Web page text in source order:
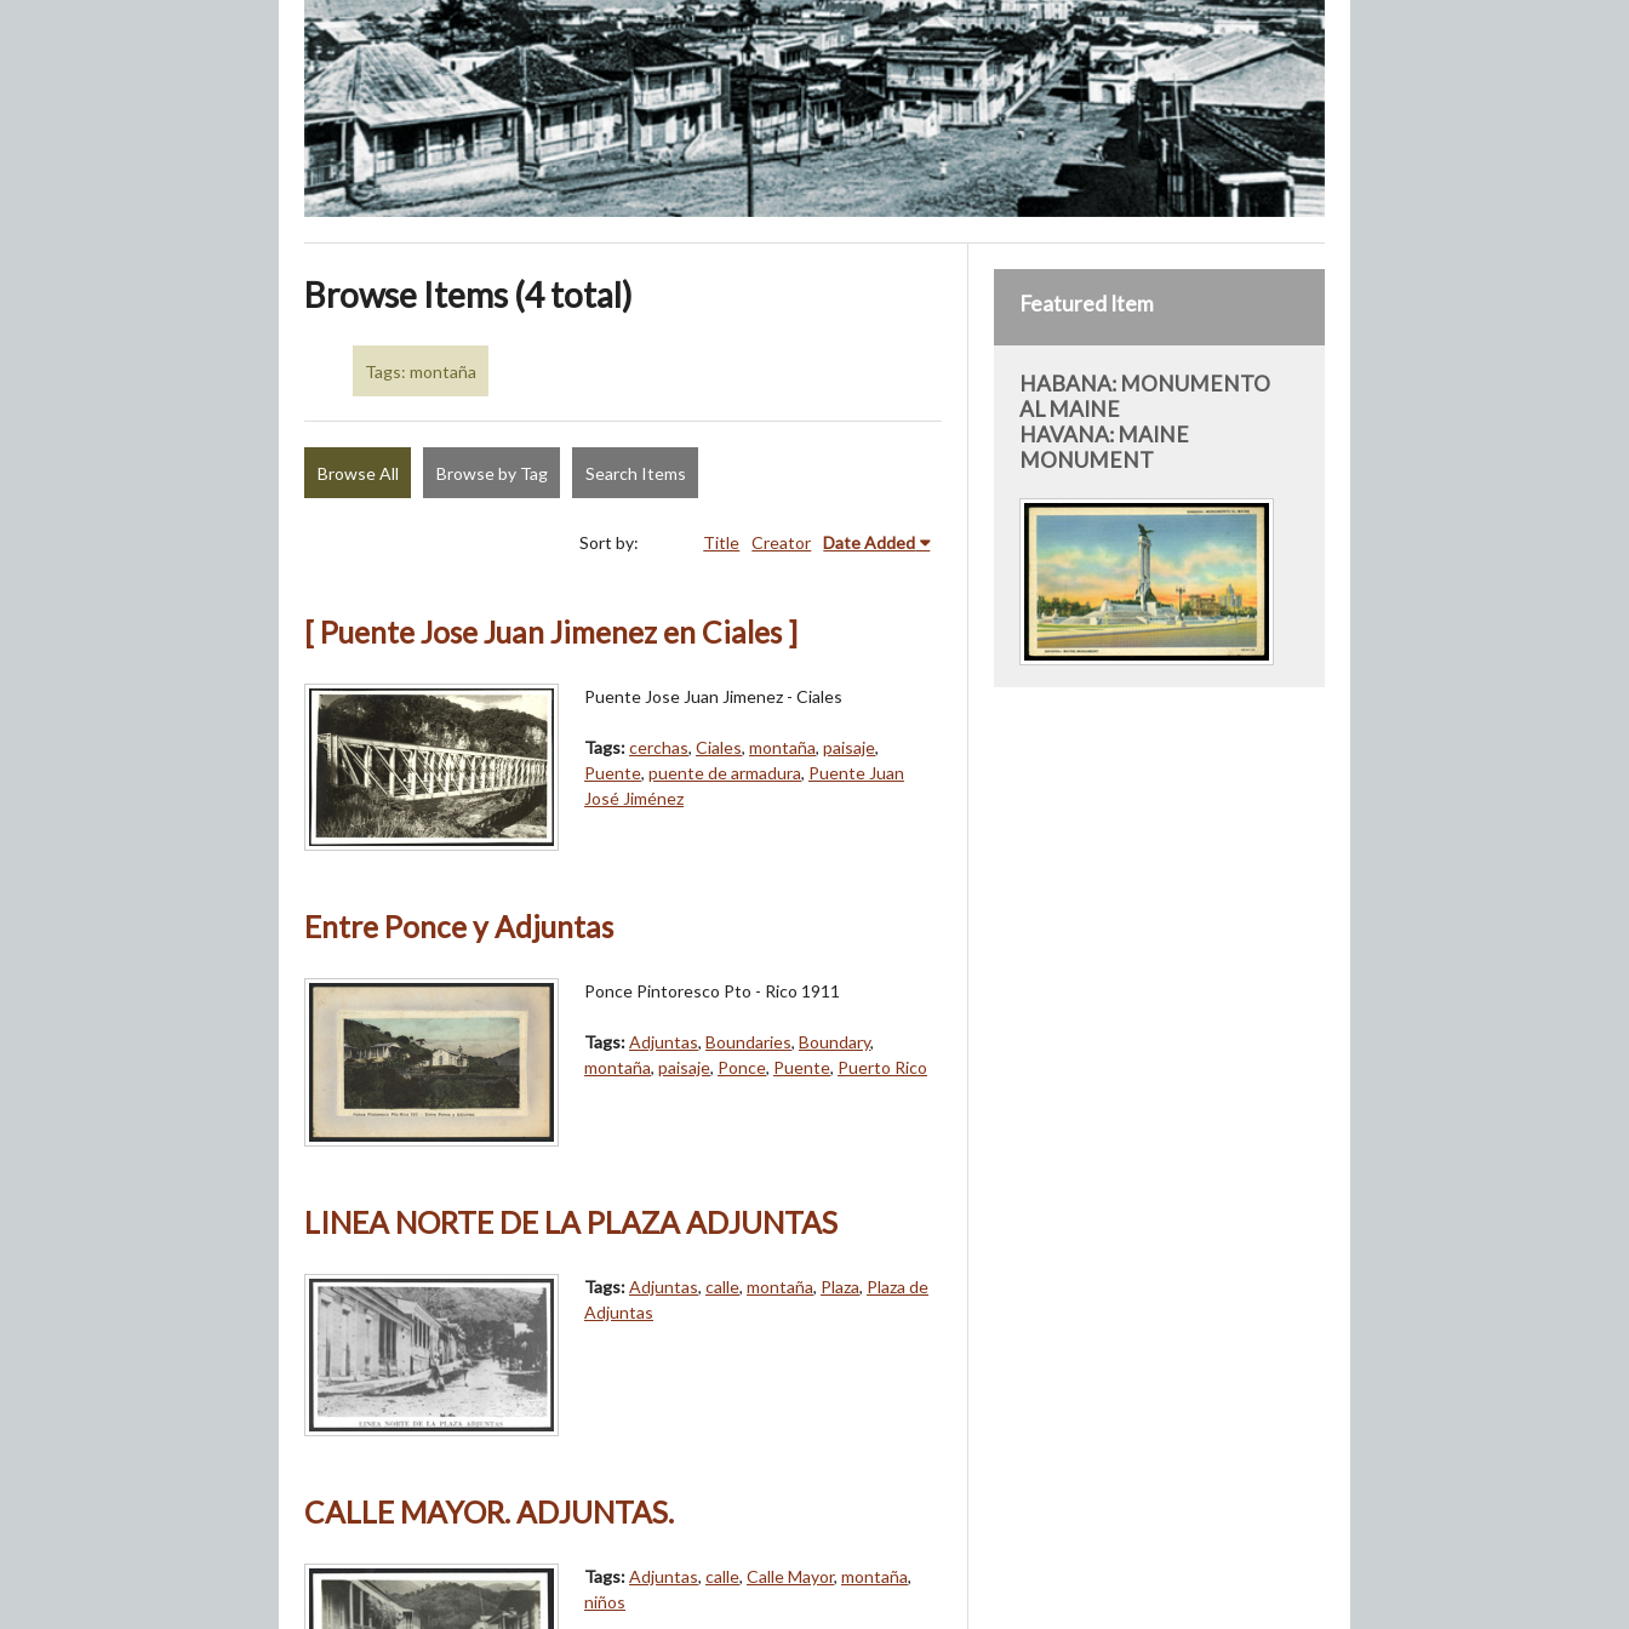
Browse Items (4 total)
Tags: montaña
Browse All Browse by Tag Search Items
Sort by: Title Creator Date Added
[ Puente Jose Juan Jimenez en Ciales ]
Puente Jose Juan Jimenez - Ciales
Tags:cerchas, Ciales, montaña, paisaje,
Puente, puente de armadura, Puente Juan
José Jiménez
Entre Ponce y Adjuntas
Ponce Pintoresco Pto - Rico 1911
Tags:Adjuntas, Boundaries, Boundary,
montaña, paisaje, Ponce, Puente, Puerto Rico
LINEA NORTE DE LA PLAZA ADJUNTAS
Tags:Adjuntas, calle, montaña, Plaza, Plaza de
Adjuntas
CALLE MAYOR. ADJUNTAS.
Tags:Adjuntas, calle, Calle Mayor, montaña,
niños
Featured Item
HABANA: MONUMENTO
AL MAINE
HAVANA: MAINE
MONUMENT